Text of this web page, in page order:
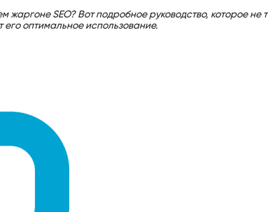
SEO? Вот подробное руководство, которое не
оптимальное использование.